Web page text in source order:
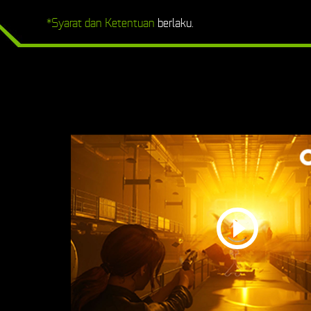
*Syarat dan Ketentuan berlaku.